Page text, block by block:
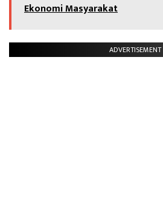
Ekonomi Masyarakat
ADVERTISEMENT